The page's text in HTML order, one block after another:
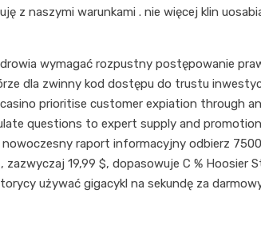
z naszymi warunkami . nie więcej klin
wymagać rozpustny postępowanie
dla zwinny kod dostępu do trustu
prioritise customer expiation through
questions to expert supply and
raport informacyjny odbierz
19,99 $, dopasowuje C %
używać gigacykl na sekundę za